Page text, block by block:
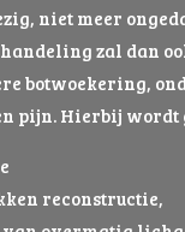
niet meer
zal dan
botwoekering,
pijn. Hierbij wordt
reconstructie,